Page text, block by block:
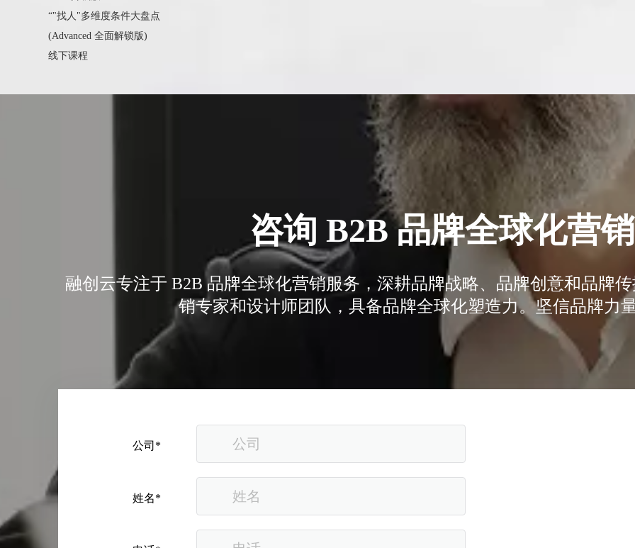
“"找人"多维度条件大盘点
(Advanced 全面解锁版)
线下课程
咨询 B2B 品牌全球化营
融创云专注于 B2B 品牌全球化营销服务，深耕品牌战略、品牌创意和品牌
销专家和设计师团队，具备品牌全球化塑造力。坚信品牌力
公司*
姓名*